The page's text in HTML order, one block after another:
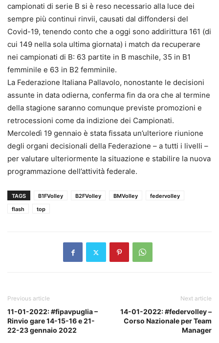
campionati di serie B si è reso necessario alla luce dei
sempre più continui rinvii, causati dal diffondersi del
Covid-19, tenendo conto che a oggi sono addirittura 161 (di
cui 149 nella sola ultima giornata) i match da recuperare
nei campionati di B: 63 partite in B maschile, 35 in B1
femminile e 63 in B2 femminile.
La Federazione Italiana Pallavolo, nonostante le decisioni
assunte in data odierna, conferma fin da ora che al termine
della stagione saranno comunque previste promozioni e
retrocessioni come da indizione dei Campionati.
Mercoledì 19 gennaio è stata fissata un’ulteriore riunione
degli organi decisionali della Federazione – a tutti i livelli –
per valutare ulteriormente la situazione e stabilire la nuova
programmazione dell’attività federale.
TAGS B1FVolley B2FVolley BMVolley
federvolley
flash
top
Previous article
11-01-2022: #fipavpuglia –
Rinvio gare 14-15-16 e 21-
22-23 gennaio 2022
Next article
14-01-2022: #federvolley –
Corso Nazionale per Team
Manager